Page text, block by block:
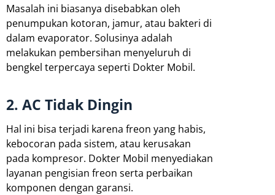
Masalah ini biasanya disebabkan oleh
penumpukan kotoran, jamur, atau bakteri di
dalam evaporator. Solusinya adalah
melakukan pembersihan menyeluruh di
bengkel terpercaya seperti Dokter Mobil.
2. AC Tidak Dingin
Hal ini bisa terjadi karena freon yang habis,
kebocoran pada sistem, atau kerusakan
pada kompresor. Dokter Mobil menyediakan
layanan pengisian freon serta perbaikan
komponen dengan garansi.